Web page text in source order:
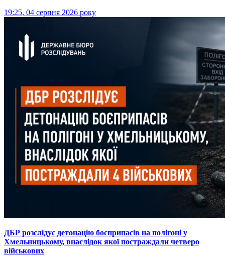
19:25, 04 серпня 2026 року
ДБР розслідує детонацію боєприпасів на полігоні у
Хмельницькому, внаслідок якої постраждали четверо
військових